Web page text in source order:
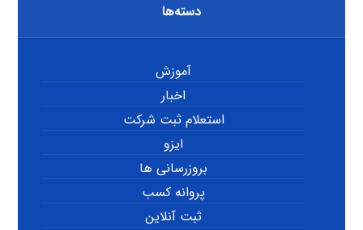
دسته‌ها
آموزش
اخبار
استعلام ثبت شرکت
ایزو
بروزرسانی ها
پروانه کسب
ثبت آنلاین